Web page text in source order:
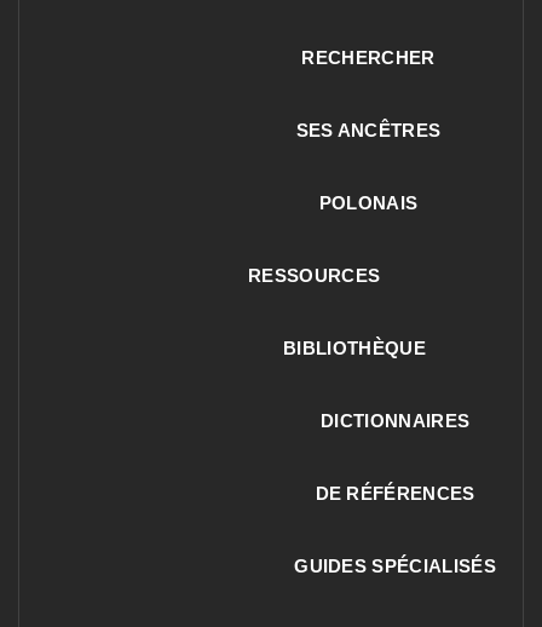
RECHERCHER
SES ANCÊTRES
POLONAIS
RESSOURCES
BIBLIOTHÈQUE
DICTIONNAIRES
DE RÉFÉRENCES
GUIDES SPÉCIALISÉS